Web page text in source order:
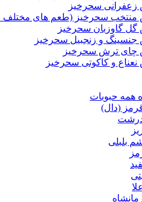
سحرخیز
سحرخیز (طعم های مختلف
گاوزبان سحرخیز
و زنجبیل سحرخیز
چای ترش سحرخیز
و کاکوتی سحرخیز
همه حبوبات
(دال)
بلبلی